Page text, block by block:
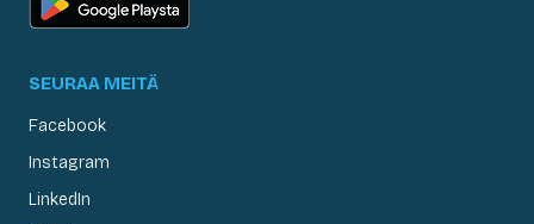
SEURAA MEITÄ
Facebook
Instagram
LinkedIn